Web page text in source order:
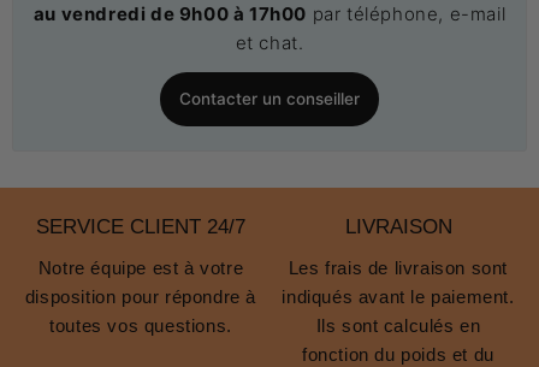
au vendredi de 9h00 à 17h00 par téléphone, e-mail
et chat.
Contacter un conseiller
SERVICE CLIENT 24/7
Notre équipe est à votre
disposition pour répondre à
toutes vos questions.
LIVRAISON
Les frais de livraison sont
indiqués avant le paiement.
Ils sont calculés en
fonction du poids et du